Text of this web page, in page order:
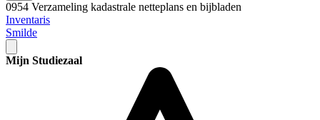
0954 Verzameling kadastrale netteplans en bijbladen
Inventaris
Smilde
Mijn Studiezaal